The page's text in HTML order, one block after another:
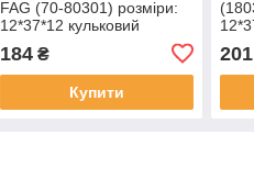
FAG (70-80301) розміри:
12*37*12 кульковий
184₴
Купити
201